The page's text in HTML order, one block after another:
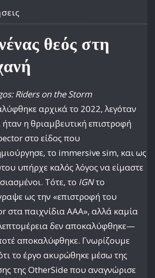
θεός στη
Riders on the Storm
αρχικά το 2022, λεγόταν
ήταν η θριαμβευτική επιστροφή
στο είδος που
το immersive sim, και ως
υπήρχε καλός λόγος να είμαστε
Τότε, το IGNτο
ως την «επιστροφή του
στα παιχνίδια AAA», αλλά καμία
δεν αποκαλύφθηκε—
αποκαλύφθηκε. Γνωρίζουμε
το έργο ακυρώθηκε μέσω της
της OtherSide που αναγνώρισε